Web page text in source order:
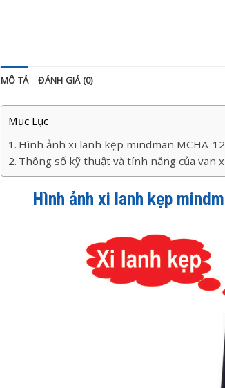
MÔ TẢ ĐÁNH GIÁ (0)
Mục Lục
Hình ảnh xi lanh kẹp mindman MCHA-
Thông số kỹ thuật và tính năng của van
Hình ảnh xi lanh kẹp